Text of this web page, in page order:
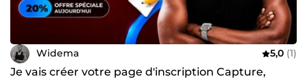
Widema 5,0 (1)
Je vais créer votre page d'inscription Capture,